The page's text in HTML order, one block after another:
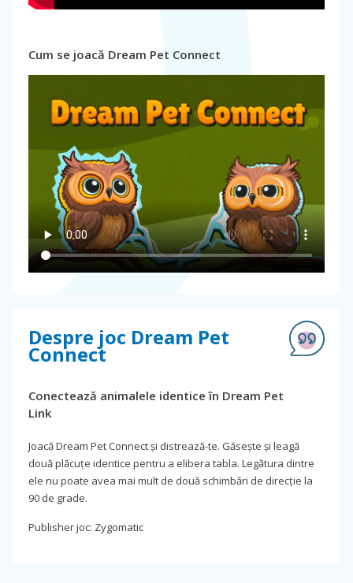
Cum se joacă Dream Pet Connect
Despre joc Dream Pet
Connect
Conectează animalele identice în Dream Pet
Link
Joacă Dream Pet Connect și distrează-te. Găsește și leagă
două plăcuțe identice pentru a elibera tabla. Legătura dintre
ele nu poate avea mai mult de două schimbări de direcție la
90 de grade.
Publisher joc: Zygomatic